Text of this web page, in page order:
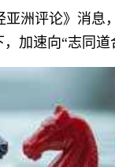
洲评论》消息
加速向“志同道